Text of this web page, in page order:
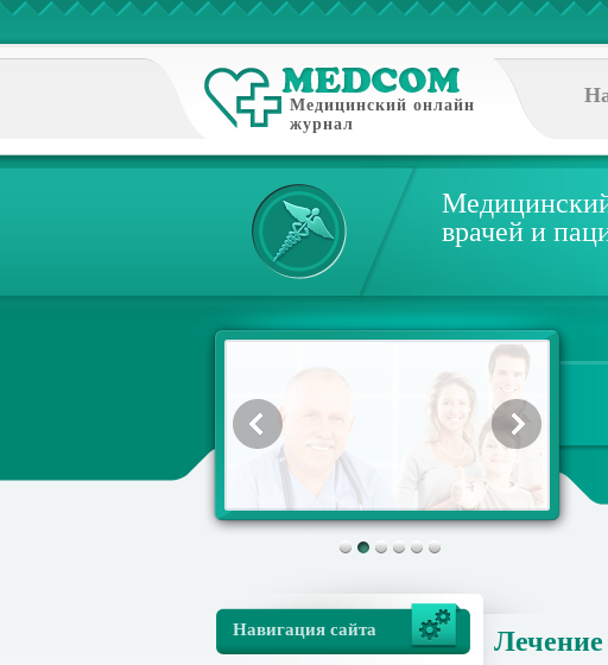
Медицинский онлайн
журнал
врачей и
Навигация сайта